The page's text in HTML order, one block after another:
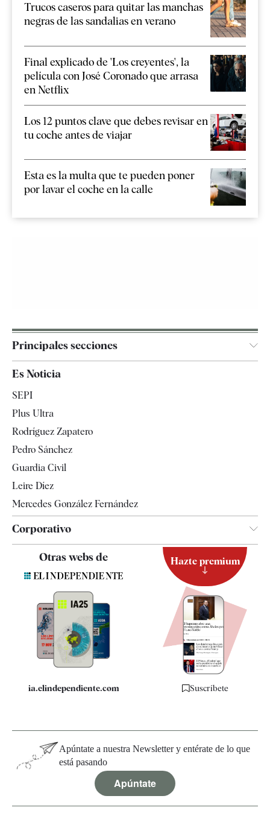
Trucos caseros para quitar las manchas
negras de las sandalias en verano
Final explicado de 'Los creyentes', la
película con José Coronado que arrasa
en Netflix
Los 12 puntos clave que debes revisar en
tu coche antes de viajar
Esta es la multa que te pueden poner
por lavar el coche en la calle
Principales secciones
España
Televisión
Es Noticia
SEPI
Plus Ultra
Rodríguez Zapatero
Pedro Sánchez
Guardia Civil
Leire Díez
Mercedes González Fernández
Corporativo
Contacto
Quiénes somos
Especificaciones
Otras webs de
ia.elindependiente.com
Hazte premium
Suscríbete
Apúntate a nuestra Newsletter y entérate de lo que
está pasando
Apúntate